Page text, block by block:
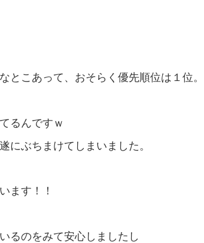
とこあって、おそらく優先順位は１位。
るんですｗ
にぶちまけてしまいました。
ます！！
るのをみて安心しましたし